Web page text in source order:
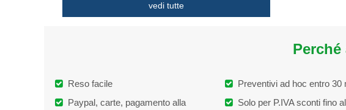
XL € 15.30 Non disponibile
4XL € 15.30
vedi tutte
Reso facile
Paypal, carte, pagamento alla
Preventivi ad hoc entro 30
Solo per P.IVA sconti fino